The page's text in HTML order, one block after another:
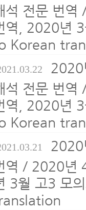
석 전문 번역
역, 2020년
Korean
2020
석 전문 번역
역, 2020년
Korean
2020
역 / 2020년
3월 고3 모